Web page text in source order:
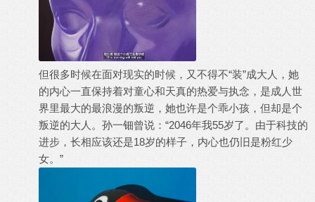
但很多时候在面对现实的时候，又不得不“装”成大人，她
的内心一直保持着对童心和天真的热爱与执念，是成人世
界里最大的最浪漫的叛逆，她也许是个乖小孩，但却是个
叛逆的大人。孙一钿曾说：“2046年我55岁了。由于科技的
进步，长相应该还是18岁的样子，内心也仍旧是粉红少
女。”